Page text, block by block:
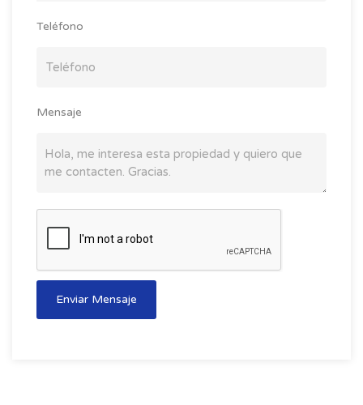
Teléfono
Mensaje
Enviar Mensaje